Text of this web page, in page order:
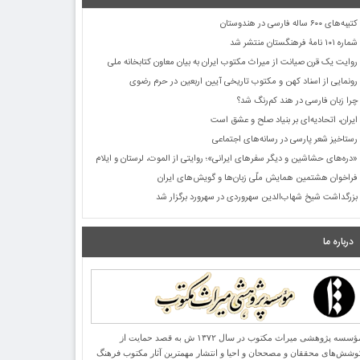
کتیبه‌های ۶۰۰ ساله فارسی در هندوستان
شماره ۱۰۱ نامۀ فرهنگستان منتشر شد
روایت یک قرن صیانت از میراث مکتوب ایران به بیان معاون کتابخانه ملی
رونمایی از اسناد کهن و مکتوب تاریخی آیین اربعین در حرم رضوی
چرا زبان فارسی در هند کم‌رنگ شد؟
ایران، اتحادیه‌ای بر بنیاد صلح و عشق است
رستاخیز شعر پارسی در رسانه‌های اجتماعی
«دره‌های حشاشین و دیگر سفرهای ایرانی»؛ روایتی از الموت، لرستان و ایلام
فراخوان هشتمین همایش ملّی زبان‌ها و گویش‌های ایران
بزرگداشت شیخ شهاب‌الدین سهروردی در سهرورد برگزار شد
درباره ما
مؤسسه پژوهشی میراث مكتوب در سال ۱۳۷۲ ش به قصد حمایت از
محققان و مصححان و احیا و انتشار مهمترین آثار مكتوب فرهنگ